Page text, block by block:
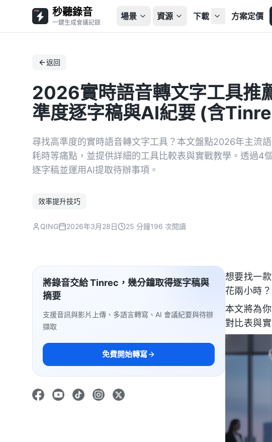
秒聽錄音
一鍵生成會議記錄
場景 資源 下載 方案定價
返回
2026實時語音轉文字工具推
準度逐字稿與AI紀要 (含
尋找高準度的實時語音轉文字工具？本文盤點2026年主流
耗時等痛點，並提供詳細的工具比較表與實戰教學。透過4
逐字稿並運用AI提取待辦事項。
效率提升技巧
QING 2026年3月28日 25 分鐘196 次閱讀
將錄音交給 Tinrec，幾分鐘取得逐字稿與
摘要
支援音訊與影片上傳、多語言轉寫、AI 會議紀要與待辦
擷取
免費開始轉寫
想要找一
花兩小時？
本文將為
對比表與